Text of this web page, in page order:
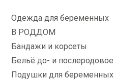
Одежда для беременных
В РОДДОМ
Бандажи и корсеты
Бельё до- и послеродовое
Подушки для беременных